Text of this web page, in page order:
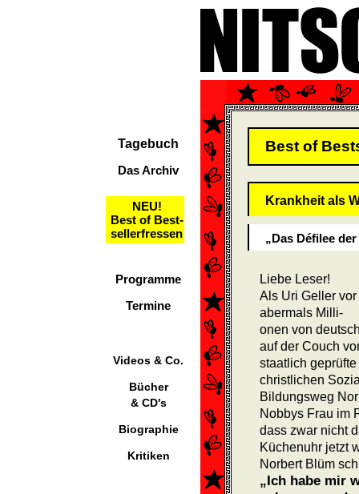
Tagebuch
Das Archiv
NEU!
Best of Best-
sellerfressen
Programme
Termine
Videos & Co.
Bücher
& CD's
Biographie
Kritiken
Best of
Krankheit als
„Das Défilee
Liebe Leser!
Als Uri Geller
abermals Milli-
onen von
auf der Couch
staatlich
christlichen
Bildungsweg
Nobbys Frau im
dass zwar nicht
Küchenuhr jetzt
Norbert Blüm
„Ich habe mir